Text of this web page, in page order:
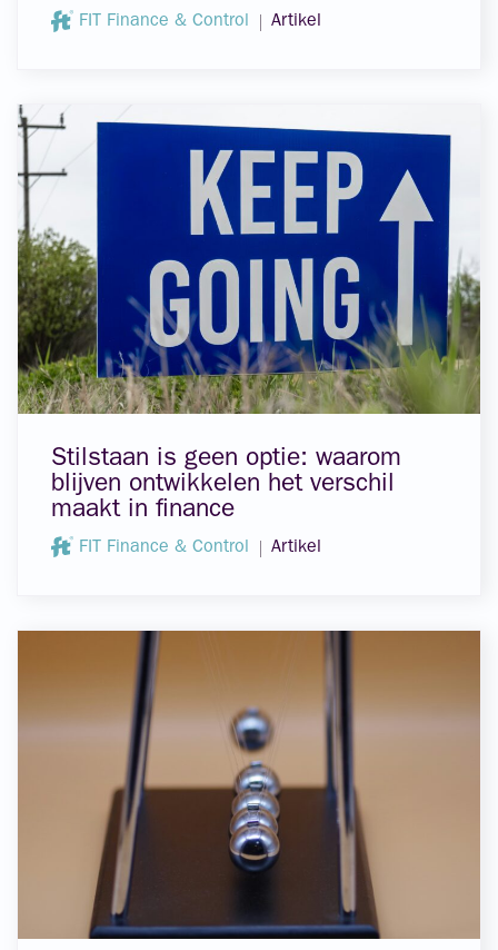
FIT Finance & Control Artikel
Stilstaan is geen optie: waarom
blijven ontwikkelen het verschil
maakt in finance
FIT Finance & Control Artikel